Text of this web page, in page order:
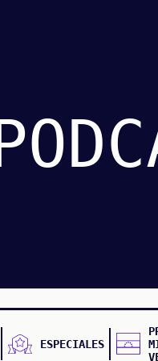
ESPECIALES